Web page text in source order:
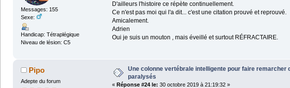
Messages: 155
Sexe:
Handicap: Tétraplégique
Niveau de lésion: C5
D'ailleurs l'histoire ce répète continuellement.
Ce n'est pas moi qui l'a dit... c'est une citation prouvé et reprouvé.
Amicalement.
Adrien
Oui je suis un mouton , mais éveillé et surtout RÉFRACTAIRE.
Pipo
Adepte du forum
Une colonne vertébrale intelligente pour faire remarcher
paralysés
« Réponse #24 le: 30 octobre 2019 à 21:19:32 »